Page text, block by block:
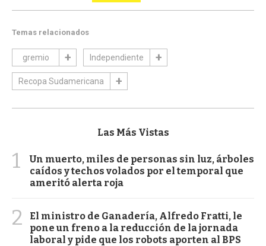
Temas relacionados
gremio Independiente
Recopa Sudamericana
Las Más Vistas
1
Un muerto, miles de personas sin luz, árboles
caídos y techos volados por el temporal que
ameritó alerta roja
2
El ministro de Ganadería, Alfredo Fratti, le
pone un freno a la reducción de la jornada
laboral y pide que los robots aporten al BPS